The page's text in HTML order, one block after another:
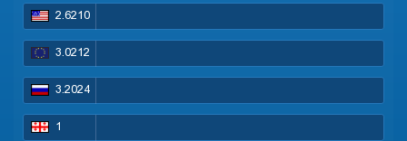
2.6210
3.0212
3.2024
1